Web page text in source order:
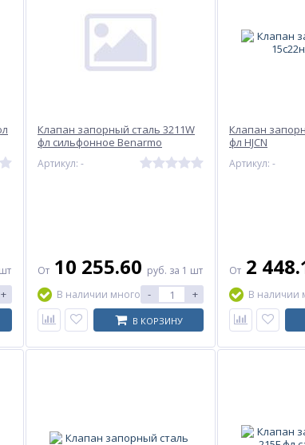
+
Клапан запорный сталь 3211W
фл сильфонное Benarmo
Артикул: -
От 10 255.60 руб. за 1 шт
В наличии много - +
В КОРЗИНУ
Клапан
фл HJCN
Артикул: -
От 2
В наличии